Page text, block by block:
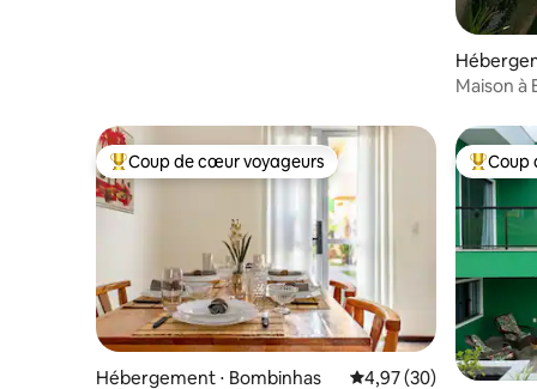
Maison à
Coups de cœur voyageurs les plus appréciés
Coup de cœur voyageurs
Hébergement ⋅ Bombinhas Évaluation moyenne
4,97 (30)
Coups
Coup